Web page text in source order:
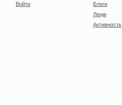
Войти
Блоги
Люди
Активность